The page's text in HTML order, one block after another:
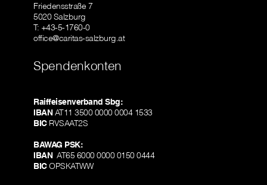
Friedensstraße 7
5020 Salzburg
T: +43-5-1760-0
office@caritas-salzburg.at
Spendenkonten
Raiffeisenverband Sbg:
IBANAT11 3500 0000 0004 1533
BICRVSAAT2S
BAWAG PSK:
IBANAT65 6000 0000 0150 0444
BICOPSKATWW